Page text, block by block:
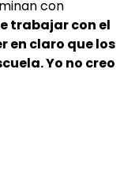
con
trabajar con el
en claro que los
Yo no creo